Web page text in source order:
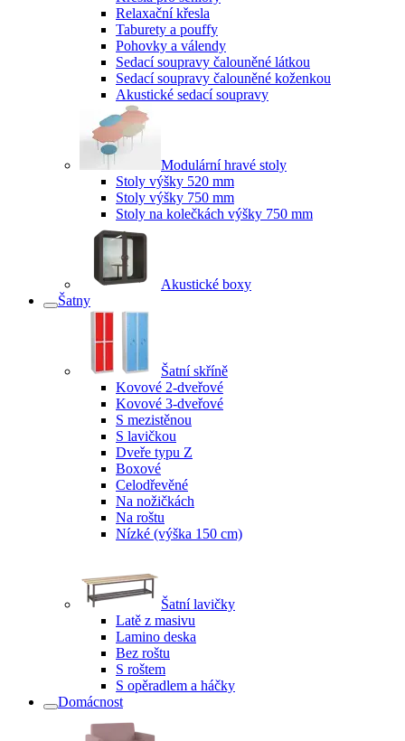
Relaxační křesla
Taburety a pouffy
Pohovky a válendy
Sedací soupravy čalouněné látkou
Sedací soupravy čalouněné koženkou
Akustické sedací soupravy
Modulární hravé stoly
Stoly výšky 520 mm
Stoly výšky 750 mm
Stoly na kolečkách výšky 750 mm
Akustické boxy
Šatny
Šatní skříně
Kovové 2-dveřové
Kovové 3-dveřové
S mezistěnou
S lavičkou
Dveře typu Z
Boxové
Celodřevěné
Na nožičkách
Na roštu
Nízké (výška 150 cm)
Šatní lavičky
Latě z masivu
Lamino deska
Bez roštu
S roštem
S opěradlem a háčky
Domácnost